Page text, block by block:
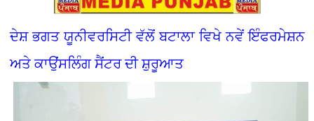
ਦੇਸ਼ ਭਗਤ ਯੂਨੀਵਰਸਿਟੀ ਵੱਲੋਂ ਬਟਾਲਾ ਵਿਖੇ ਨਵੇਂ ਇੰਫਰਮੇਸ਼ਨ
ਅਤੇ ਕਾਉਂਸਲਿੰਗ ਸੈਂਟਰ ਦੀ ਸ਼ੁਰੂਆਤ